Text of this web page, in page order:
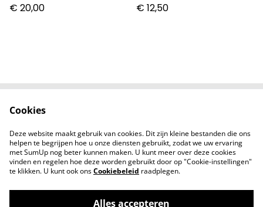
€ 20,00 € 12,50
Privacybeleid
Cookiebeleid
Nieuwsberichten
Cookies
Deze website maakt gebruik van cookies. Dit zijn kleine bestanden die ons
helpen te begrijpen hoe u onze diensten gebruikt, zodat we uw ervaring
met SumUp nog beter kunnen maken. U kunt meer over deze cookies
vinden en regelen hoe deze worden gebruikt door op "Cookie-instellingen"
te klikken. U kunt ook onsCookiebeleid raadplegen.
Alles accepteren